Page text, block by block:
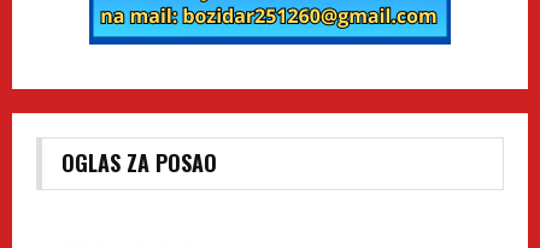
OGLAS ZA POSAO